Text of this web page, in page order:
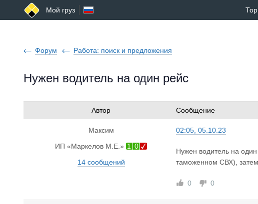
Мой груз
Форум Работа: поиск и предложения
Нужен водитель на один рейс
Автор Сообщение
Максим
ИП «Маркелов М.Е.» 1
0
14 сообщений
02:05, 05.10.23
Нужен водитель на
таможенном СВХ),
0 0